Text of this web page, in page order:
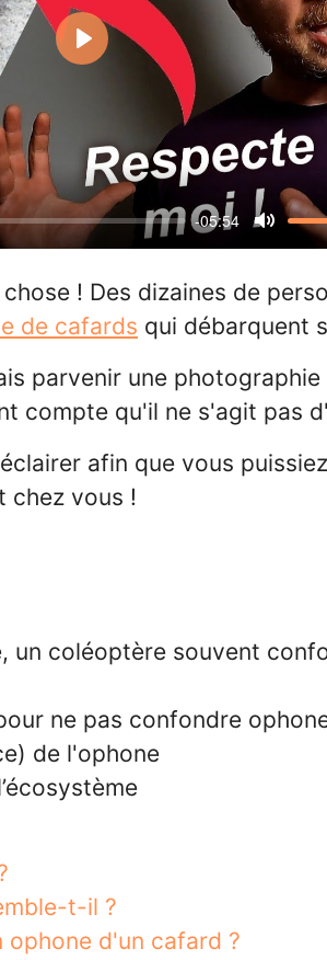
-05:54
Mute
Play
! Des dizaines de
de cafards qui débarquent
parvenir une photographie
compte qu'il ne s'agit pas
afin que vous
chez vous !
un coléoptère souvent
ne pas confondre
de l'ophone
t-il ?
d'un cafard ?